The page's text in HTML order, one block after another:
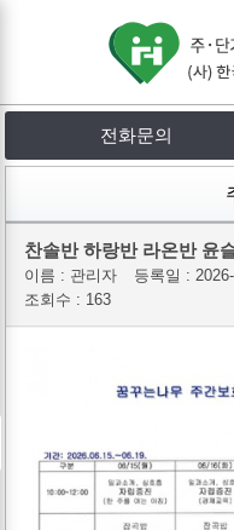
전화문의
찬솔반 하랑반 라온반 윤
이름 : 관리자 등록일 :
조회수 : 163